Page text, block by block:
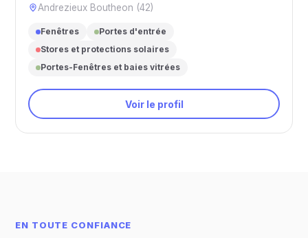
Andrezieux Boutheon (42)
Fenêtres
Portes d'entrée
Stores et protections solaires
Portes-Fenêtres et baies vitrées
Voir le profil
EN TOUTE CONFIANCE